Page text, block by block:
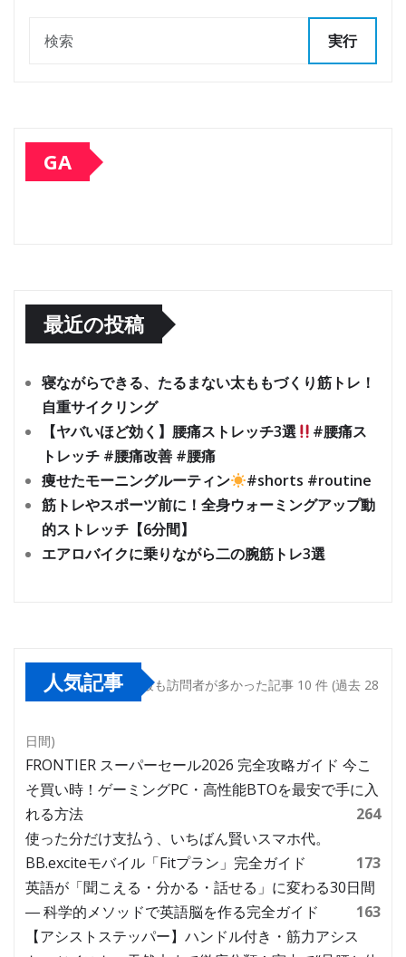
実行
GA
最近の投稿
寝ながらできる、たるまない太ももづくり筋トレ！
自重サイクリング
【ヤバいほど効く】腰痛ストレッチ3選
#腰痛ス
トレッチ #腰痛改善 #腰痛
痩せたモーニングルーティン
#shorts #routine
筋トレやスポーツ前に！全身ウォーミングアップ動
的ストレッチ【6分間】
エアロバイクに乗りながら二の腕筋トレ3選
人気記事 最も訪問者が多かった記事 10 件 (過去 28
日間)
FRONTIER スーパーセール2026 完全攻略ガイド 今こ
そ買い時！ゲーミングPC・高性能BTOを最安で手に入
れる方法
264
使った分だけ支払う、いちばん賢いスマホ代。
BB.exciteモバイル「Fitプラン」完全ガイド
173
英語が「聞こえる・分かる・話せる」に変わる30日間
― 科学的メソッドで英語脳を作る完全ガイド
163
【アシストステッパー】ハンドル付き・筋力アシス